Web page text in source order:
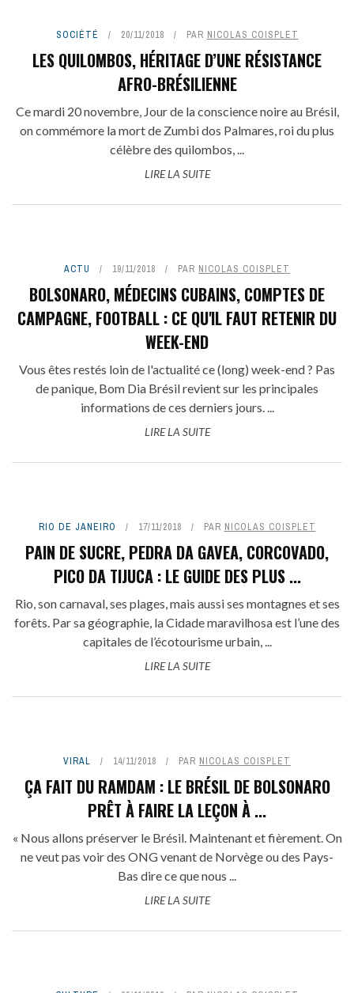
SOCIÉTÉ 20/11/2018 PAR NICOLAS COISPLET
LES QUILOMBOS, HÉRITAGE D’UNE RÉSISTANCE
AFRO-BRÉSILIENNE
Ce mardi 20 novembre, Jour de la conscience noire au Brésil,
on commémore la mort de Zumbi dos Palmares, roi du plus
célèbre des quilombos, ...
LIRE LA SUITE
ACTU 19/11/2018 PAR NICOLAS COISPLET
BOLSONARO, MÉDECINS CUBAINS, COMPTES DE
CAMPAGNE, FOOTBALL : CE QU'IL FAUT RETENIR DU
WEEK-END
Vous êtes restés loin de l'actualité ce (long) week-end ? Pas
de panique, Bom Dia Brésil revient sur les principales
informations de ces derniers jours. ...
LIRE LA SUITE
RIO DE JANEIRO 17/11/2018 PAR NICOLAS COISPLET
PAIN DE SUCRE, PEDRA DA GAVEA, CORCOVADO,
PICO DA TIJUCA : LE GUIDE DES PLUS ...
Rio, son carnaval, ses plages, mais aussi ses montagnes et ses
forêts. Par sa géographie, la Cidade maravilhosa est l’une des
capitales de l’écotourisme urbain, ...
LIRE LA SUITE
VIRAL 14/11/2018 PAR NICOLAS COISPLET
ÇA FAIT DU RAMDAM : LE BRÉSIL DE BOLSONARO
PRÊT À FAIRE LA LEÇON À ...
« Nous allons préserver le Brésil. Maintenant et fièrement. On
ne veut pas voir des ONG venant de Norvège ou des Pays-
Bas dire ce que nous ...
LIRE LA SUITE